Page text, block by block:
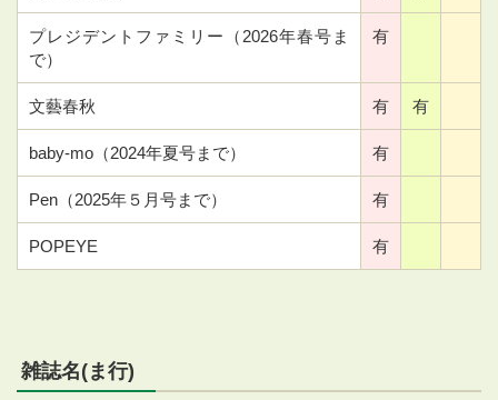
プレジデントファミリー（2026年春号ま
で）
有
文藝春秋 有 有
baby-mo（2024年夏号まで） 有
Pen（2025年５月号まで） 有
POPEYE 有
雑誌名(ま行)